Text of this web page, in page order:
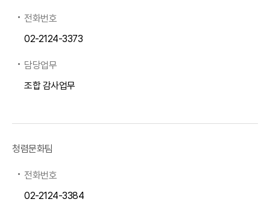
전화번호
02-2124-3373
담당업무
조합 감사업무
청렴문화팀
전화번호
02-2124-3384